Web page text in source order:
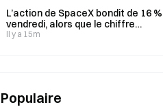
le début de l’année, malgré la
liquidation d’août
L’action de SpaceX bondit de 16 %
vendredi, alors que le chiffre
d’affaires du T2 atteint 7,8
Il y a 15m
Populaire